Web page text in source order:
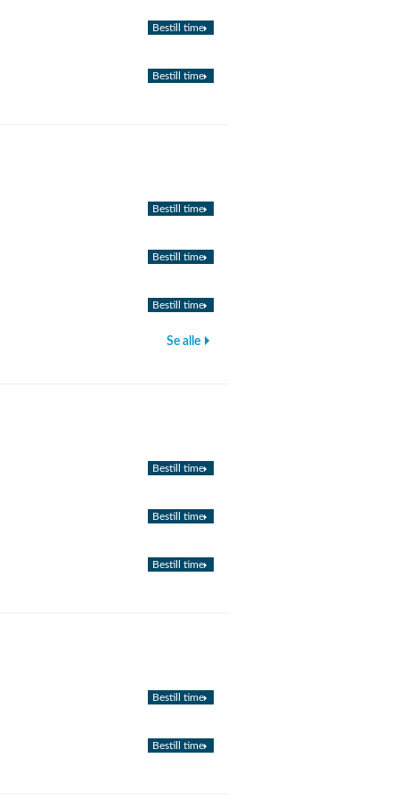
Bestill time
Bestill time
Bestill time
Bestill time
Bestill time
Se alle
Bestill time
Bestill time
Bestill time
Bestill time
Bestill time